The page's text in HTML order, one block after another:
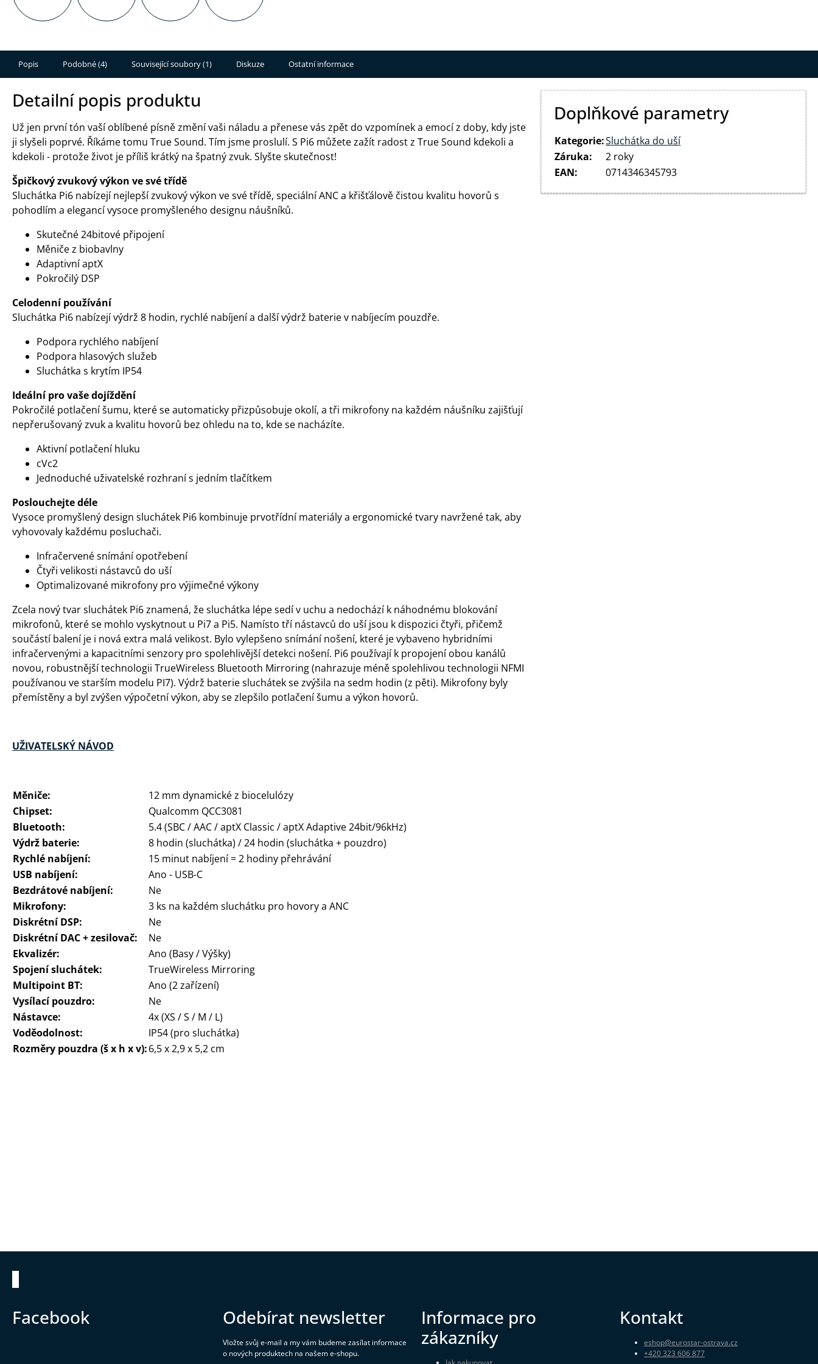
Popis Podobné (4) Související soubory (1) Diskuze Ostatní informace
Detailní popis produktu
Už jen první tón vaší oblíbené písně změní vaši náladu a přenese vás zpět do vzpomínek a emocí z doby, kdy jste
ji slyšeli poprvé. Říkáme tomu True Sound. Tím jsme proslulí. S Pi6 můžete zažít radost z True Sound kdekoli a
kdekoli - protože život je příliš krátký na špatný zvuk. Slyšte skutečnost!
Špičkový zvukový výkon ve své třídě
Sluchátka Pi6 nabízejí nejlepší zvukový výkon ve své třídě, speciální ANC a křišťálově čistou kvalitu hovorů s
pohodlím a elegancí vysoce promyšleného designu náušníků.
Skutečné 24bitové připojení
Měniče z biobavlny
Adaptivní aptX
Pokročilý DSP
Celodenní používání
Sluchátka Pi6 nabízejí výdrž 8 hodin, rychlé nabíjení a další výdrž baterie v nabíjecím pouzdře.
Podpora rychlého nabíjení
Podpora hlasových služeb
Sluchátka s krytím IP54
Ideální pro vaše dojíždění
Pokročilé potlačení šumu, které se automaticky přizpůsobuje okolí, a tři mikrofony na každém náušníku zajišťují
nepřerušovaný zvuk a kvalitu hovorů bez ohledu na to, kde se nacházíte.
Aktivní potlačení hluku
cVc2
Jednoduché uživatelské rozhraní s jedním tlačítkem
Poslouchejte déle
Vysoce promyšlený design sluchátek Pi6 kombinuje prvotřídní materiály a ergonomické tvary navržené tak, aby
vyhovovaly každému posluchači.
Infračervené snímání opotřebení
Čtyři velikosti nástavců do uší
Optimalizované mikrofony pro výjimečné výkony
Zcela nový tvar sluchátek Pi6 znamená, že sluchátka lépe sedí v uchu a nedochází k náhodnému blokování
mikrofonů, které se mohlo vyskytnout u Pi7 a Pi5. Namísto tří nástavců do uší jsou k dispozici čtyři, přičemž
součástí balení je i nová extra malá velikost. Bylo vylepšeno snímání nošení, které je vybaveno hybridními
infračervenými a kapacitními senzory pro spolehlivější detekci nošení. Pi6 používají k propojení obou kanálů
novou, robustnější technologii TrueWireless Bluetooth Mirroring (nahrazuje méně spolehlivou technologii NFMI
používanou ve starším modelu PI7). Výdrž baterie sluchátek se zvýšila na sedm hodin (z pěti). Mikrofony byly
přemístěny a byl zvýšen výpočetní výkon, aby se zlepšilo potlačení šumu a výkon hovorů.
UŽIVATELSKÝ NÁVOD
Měniče:
12 mm dynamické z biocelulózy
Chipset:
Qualcomm QCC3081
Bluetooth:
5.4 (SBC / AAC / aptX Classic / aptX Adaptive 24bit/96kHz)
Výdrž baterie:
8 hodin (sluchátka) / 24 hodin (sluchátka + pouzdro)
Rychlé nabíjení:
15 minut nabíjení = 2 hodiny přehrávání
USB nabíjení:
Ano - USB-C
Bezdrátové nabíjení:
Ne
Mikrofony:
3 ks na každém sluchátku pro hovory a ANC
Diskrétní DSP:
Ne
Diskrétní DAC + zesilovač:
Ne
Ekvalizér:
Ano (Basy / Výšky)
Spojení sluchátek:
TrueWireless Mirroring
Multipoint BT:
Ano (2 zařízení)
Vysílací pouzdro:
Ne
Nástavce:
4x (XS / S / M / L)
Voděodolnost:
IP54 (pro sluchátka)
Rozměry pouzdra (š x h x v):6,5 x 2,9 x 5,2 cm
Doplňkové parametry
Kategorie:Sluchátka do uší
Záruka:
2 roky
EAN: 0714346345793
Zápatí
Facebook Odebírat newsletter
Vložte svůj e-mail a my vám budeme zasílat informace
o nových produktech na našem e-shopu.
Informace pro
zákazníky
Kontakt
eshop@eurostar-ostrava.cz
+420 323 606 877